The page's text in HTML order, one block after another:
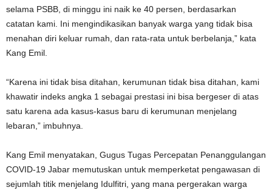
selama PSBB, di minggu ini naik ke 40 persen, berdasarkan
catatan kami. Ini mengindikasikan banyak warga yang tidak bisa
menahan diri keluar rumah, dan rata-rata untuk berbelanja,” kata
Kang Emil.
“Karena ini tidak bisa ditahan, kerumunan tidak bisa ditahan, kami
khawatir indeks angka 1 sebagai prestasi ini bisa bergeser di atas
satu karena ada kasus-kasus baru di kerumunan menjelang
lebaran,” imbuhnya.
Kang Emil menyatakan, Gugus Tugas Percepatan Penanggulangan
COVID-19 Jabar memutuskan untuk memperketat pengawasan di
sejumlah titik menjelang Idulfitri, yang mana pergerakan warga